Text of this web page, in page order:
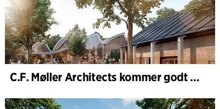
C.F. Møller Architects kommer godt ud af 2025